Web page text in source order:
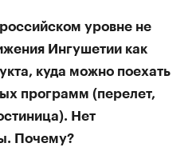
уровне не
Ингушетии как
куда можно поехать
программ (перелет,
Нет
Почему?